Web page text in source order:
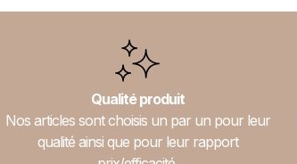
Qualité produit
Nos articles sont choisis un par un pour leur
qualité ainsi que pour leur rapport